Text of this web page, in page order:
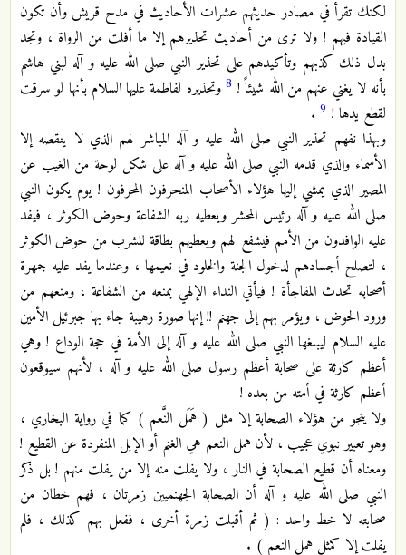
لكنك تقرأ في مصادر حديثهم عشرات الأحاديث في مدح قريش وأن تكون
القيادة فيهم ! ولا ترى من أحاديث تحذيرهم إلا ما أفلت من الرواة ، وتجد
بدل ذلك كذبهم وتأكيدهم على تحذير النبي صلى الله عليه و آله لبني هاشم
بأنه لا يغني عنهم من الله شيئاً ! 8 وتحذيره لفاطمة عليها السلام بأنها لو سرقت
لقطع يدها ! 9
.
وبهذا نفهم تحذير النبي صلى الله عليه و آله المباشر لهم الذي لا ينقصه إلا
الأسماء والذي قدمه النبي صلى الله عليه و آله على شكل لوحة من الغيب عن
المصير الذي يمشي إليها هؤلاء الأصحاب المنحرفون المحرفون ! يوم يكون النبي
صلى الله عليه و آله رئيس المحشر ويعطيه ربه الشفاعة وحوض الكوثر ، فيفد
عليه الوافدون من الأمم فيشفع لهم ويعطيهم بطاقة للشرب من حوض الكوثر
، لتصلح أجسادهم لدخول الجنة والخلود في نعيمها ، وعندما يفد عليه جمهرة
أصحابه تحدث المفاجأة ! فيأتي النداء الإلهي بمنعه من الشفاعة ، ومنعهم من
ورود الحوض ، ويؤمر بهم إلى جهنم !! إنها صورة رهيبة جاء بها جبرئيل الأمين
عليه السلام ليبلغها النبي صلى الله عليه و آله إلى الأمة في حجة الوداع ! وهي
أعظم كارثة على صحابة أعظم رسول صلى الله عليه و آله ، لأنهم سيوقعون
أعظم كارثة في أمته من بعده !
ولا ينجو من هؤلاء الصحابة إلا مثل ( هَمَل النَّعم ) كما في رواية البخاري ،
وهو تعبير نبوي عجيب ، لأن همل النعم هي الغنم أو الإبل المنفردة عن القطيع !
ومعناه أن قطيع الصحابة في النار ، ولا يفلت منه إلا من يفلت منهم ! بل ذكر
النبي صلى الله عليه و آله أن الصحابة الجهنميين زمرتان ، فهم خطان من
صحابته لا خط واحد : ( ثم أقبلت زمرة أخرى ، ففعل بهم كذلك ، فلم
يفلت إلا كمثل همل النعم ) .